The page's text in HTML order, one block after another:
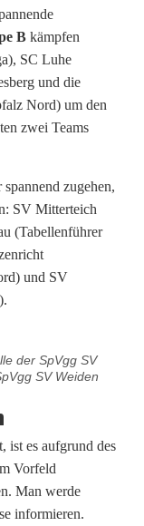
B kämpfen
SC Luhe
und die
Nord) um den
zwei Teams
zugehen,
SV Mitterteich
(Tabellenführer
und SV
der SpVgg SV
SV Weiden
ist es aufgrund des
Vorfeld
Man werde
informieren.